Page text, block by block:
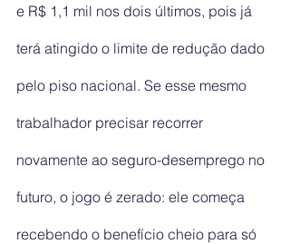
e R$ 1,1 mil nos dois últimos, pois já
terá atingido o limite de redução dado
pelo piso nacional. Se esse mesmo
trabalhador precisar recorrer
novamente ao seguro-desemprego no
futuro, o jogo é zerado: ele começa
recebendo o benefício cheio para só